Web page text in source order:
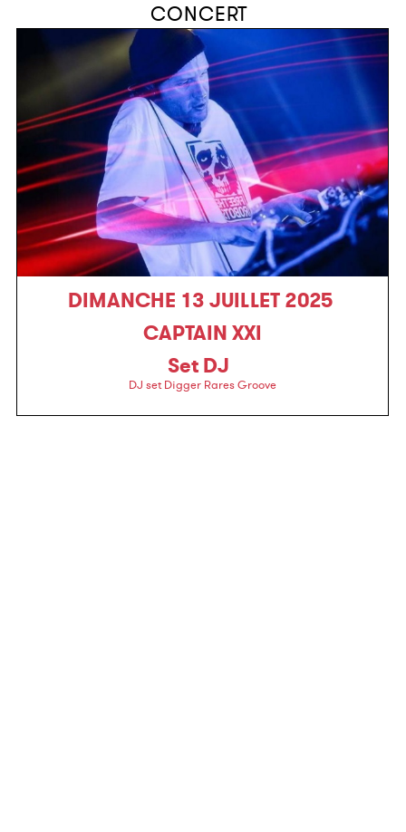
CONCERT
DIMANCHE 13 JUILLET 2025
CAPTAIN XXI
Set DJ
DJ set Digger Rares Groove